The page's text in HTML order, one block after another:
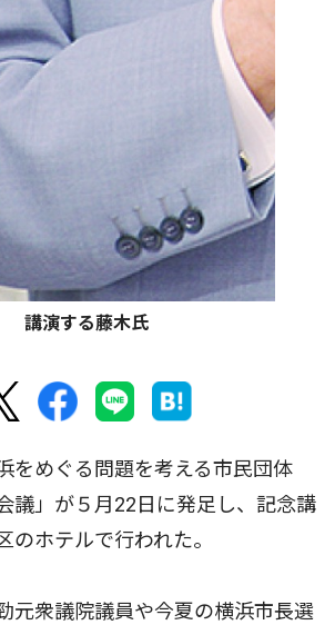
講演する藤木氏
をめぐる問題を考える市民団体
議」が５月22日に発足し、記念講
のホテルで行われた。
元衆議院議員や今夏の横浜市長選